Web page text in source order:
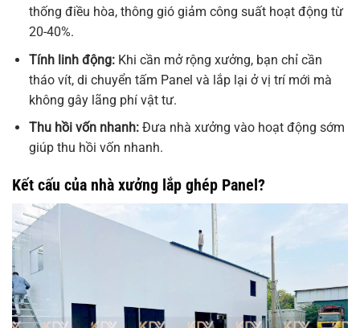
thống điều hòa, thông gió giảm công suất hoạt động từ
20-40%.
Tính linh động:Khi cần mở rộng xưởng, bạn chỉ cần
tháo vít, di chuyển tấm Panel và lắp lại ở vị trí mới mà
không gây lãng phí vật tư.
Thu hồi vốn nhanh:Đưa nhà xưởng vào hoạt động sớm
giúp thu hồi vốn nhanh.
Kết cấu của nhà xưởng lắp ghép Panel?